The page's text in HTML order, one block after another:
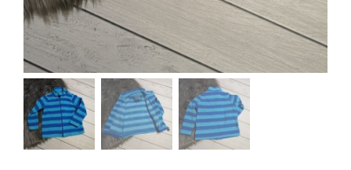
Krims Krams